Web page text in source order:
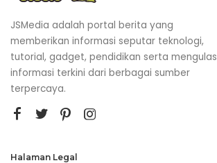
JSMedia adalah portal berita yang
memberikan informasi seputar teknologi,
tutorial, gadget, pendidikan serta mengulas
informasi terkini dari berbagai sumber
terpercaya.
Halaman Legal